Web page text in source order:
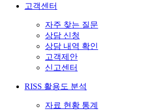
고객센터
자주 찾는 질문
상담 신청
상담 내역 확인
고객제안
신고센터
RISS 활용도 분석
자료 현황 통계